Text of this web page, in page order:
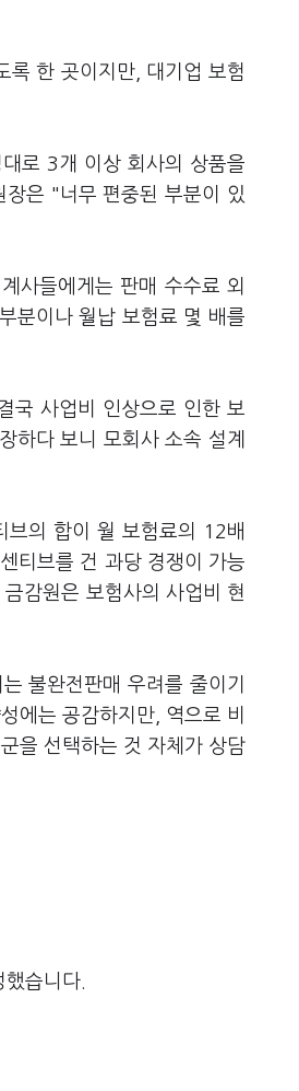
록 한 곳이지만, 대기업 보험
로 3개 이상 회사의 상품을
은 "너무 편중된 부분이 있
사들에게는 판매 수수료 외
분이나 월납 보험료 몇 배를
국 사업비 인상으로 인한 보
하다 보니 모회사 소속 설계
브의 합이 월 보험료의 12배
티브를 건 과당 경쟁이 가능
감원은 보험사의 사업비 현
불완전판매 우려를 줄이기
에는 공감하지만, 역으로 비
을 선택하는 것 자체가 상담
습니다.